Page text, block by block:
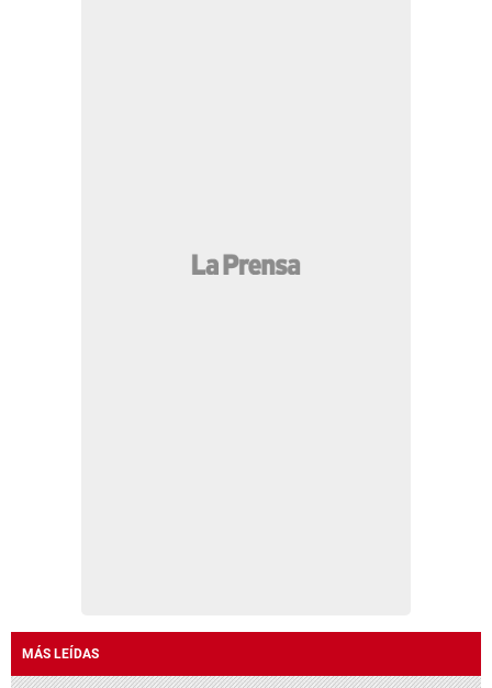
MÁS LEÍDAS